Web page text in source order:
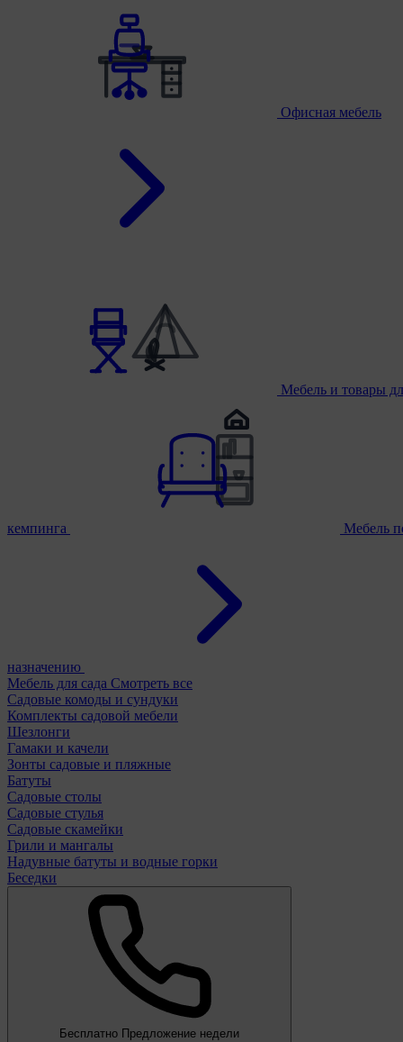
Офисная мебель
Мебель и товары
кемпинга Мебель
назначению
Мебель для сада Смотреть все
Садовые комоды и сундуки
Комплекты садовой мебели
Шезлонги
Гамаки и качели
Зонты садовые и пляжные
Батуты
Садовые столы
Садовые стулья
Садовые скамейки
Грили и мангалы
Надувные батуты и водные горки
Беседки
Бесплатно Предложение недели